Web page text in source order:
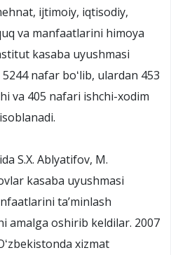
ijtimoiy, iqtisodiy,
va manfaatlarini himoya
kasaba uyushmasi
nafar boʻlib, ulardan 453
va 405 nafari ishchi-xodim
S.X. Ablyatifov, M.
kasaba uyushmasi
taʼminlash
amalga oshirib keldilar. 2007
xizmat